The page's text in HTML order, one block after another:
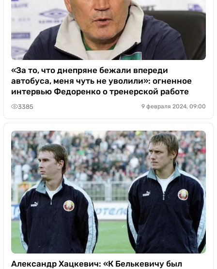
«За то, что днепряне бежали впереди
автобуса, меня чуть не уволили»: огненное
интервью Федоренко о тренерской работе
3385 9 февраля 2024, 09:00
Александр Хацкевич: «К Белькевичу был